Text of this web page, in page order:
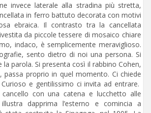
invece laterale alla stradina più stretta,
in ferro battuto decorata con motivi
ebraica. Il contrasto tra la cancellata
da piccole tessere di mosaico chiare
indaco, è semplicemente meraviglioso.
sento dietro di noi una persona. Si
la parola. Si presenta così il rabbino Cohen,
passa proprio in quel momento. Ci chiede
e gentilissimo ci invita ad entrare.
con una catena e lucchetto alle
dapprima l’esterno e comincia a